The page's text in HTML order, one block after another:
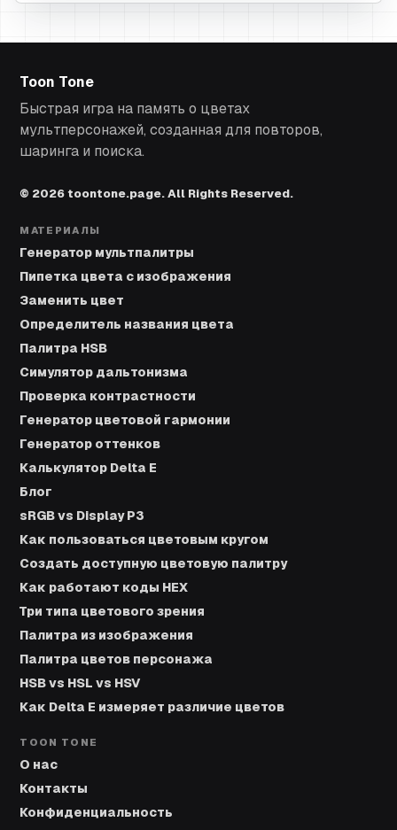
Toon Tone
Быстрая игра на память о цветах
мультперсонажей, созданная для повторов,
шаринга и поиска.
© 2026 toontone.page. All Rights Reserved.
МАТЕРИАЛЫ
Генератор мультпалитры
Пипетка цвета с изображения
Заменить цвет
Определитель названия цвета
Палитра HSB
Симулятор дальтонизма
Проверка контрастности
Генератор цветовой гармонии
Генератор оттенков
Калькулятор Delta E
Блог
sRGB vs Display P3
Как пользоваться цветовым кругом
Создать доступную цветовую палитру
Как работают коды HEX
Три типа цветового зрения
Палитра из изображения
Палитра цветов персонажа
HSB vs HSL vs HSV
Как Delta E измеряет различие цветов
TOON TONE
О нас
Контакты
Конфиденциальность